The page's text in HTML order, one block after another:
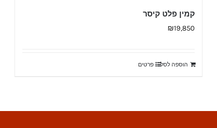
קמין פלט קיסר
₪19,850
הוספה לסל פרטים